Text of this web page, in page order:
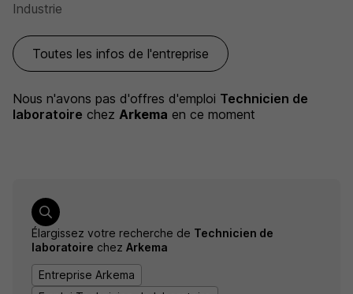
Industrie
Toutes les infos de l'entreprise
Nous n'avons pas d'offres d'emploi Technicien de
laboratoire chez Arkema en ce moment
Élargissez votre recherche de Technicien de
laboratoire chez Arkema
Entreprise Arkema